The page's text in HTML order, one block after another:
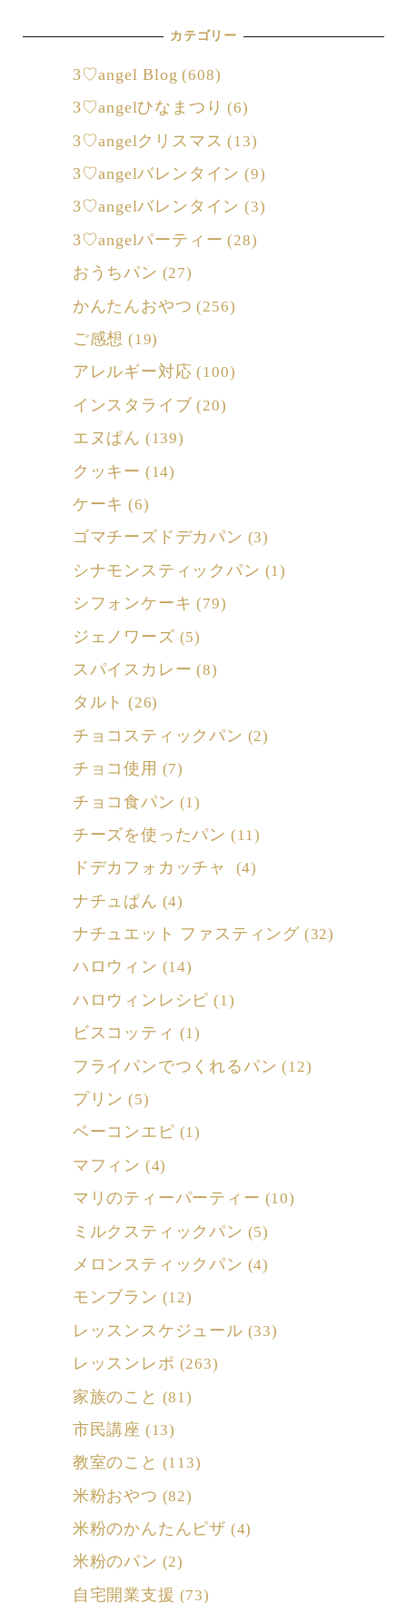
カテゴリー
3♡angel Blog (608)
3♡angelひなまつり (6)
3♡angelクリスマス (13)
3♡angelバレンタイン (9)
3♡angelバレンタイン (3)
3♡angelパーティー (28)
おうちパン (27)
かんたんおやつ (256)
ご感想 (19)
アレルギー対応 (100)
インスタライブ (20)
エヌぱん (139)
クッキー (14)
ケーキ (6)
ゴマチーズドデカパン (3)
シナモンスティックパン (1)
シフォンケーキ (79)
ジェノワーズ (5)
スパイスカレー (8)
タルト (26)
チョコスティックパン (2)
チョコ使用 (7)
チョコ食パン (1)
チーズを使ったパン (11)
ドデカフォカッチャ (4)
ナチュぱん (4)
ナチュエット ファスティング (32)
ハロウィン (14)
ハロウィンレシピ (1)
ビスコッティ (1)
フライパンでつくれるパン (12)
プリン (5)
ベーコンエピ (1)
マフィン (4)
マリのティーパーティー (10)
ミルクスティックパン (5)
メロンスティックパン (4)
モンブラン (12)
レッスンスケジュール (33)
レッスンレポ (263)
家族のこと (81)
市民講座 (13)
教室のこと (113)
米粉おやつ (82)
米粉のかんたんピザ (4)
米粉のパン (2)
自宅開業支援 (73)